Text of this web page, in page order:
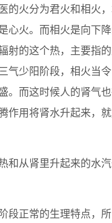
的火分为君火和相火
心火。而相火是向下
射的这个热，主要指
气少阳阶段，相火当
。而这时候人的肾气
作用将肾水升起来，
和从肾里升起来的水
段正常的生理特点，